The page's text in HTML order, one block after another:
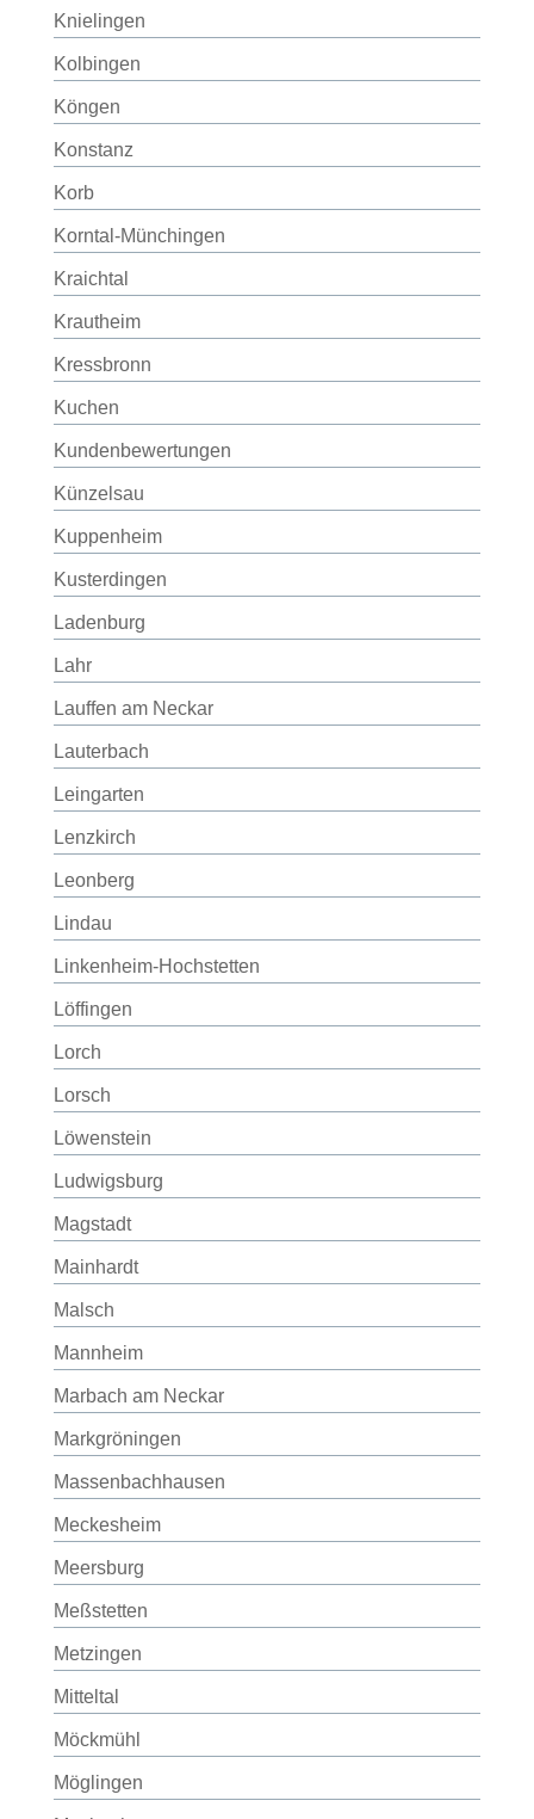
Knielingen
Kolbingen
Köngen
Konstanz
Korb
Korntal-Münchingen
Kraichtal
Krautheim
Kressbronn
Kuchen
Kundenbewertungen
Künzelsau
Kuppenheim
Kusterdingen
Ladenburg
Lahr
Lauffen am Neckar
Lauterbach
Leingarten
Lenzkirch
Leonberg
Lindau
Linkenheim-Hochstetten
Löffingen
Lorch
Lorsch
Löwenstein
Ludwigsburg
Magstadt
Mainhardt
Malsch
Mannheim
Marbach am Neckar
Markgröningen
Massenbachhausen
Meckesheim
Meersburg
Meßstetten
Metzingen
Mitteltal
Möckmühl
Möglingen